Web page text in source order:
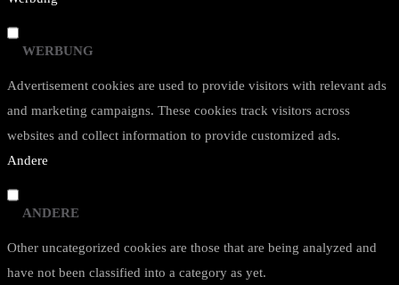
WERBUNG
Advertisement cookies are used to provide visitors with relevant ads
and marketing campaigns. These cookies track visitors across
websites and collect information to provide customized ads.
Andere
ANDERE
Other uncategorized cookies are those that are being analyzed and
have not been classified into a category as yet.